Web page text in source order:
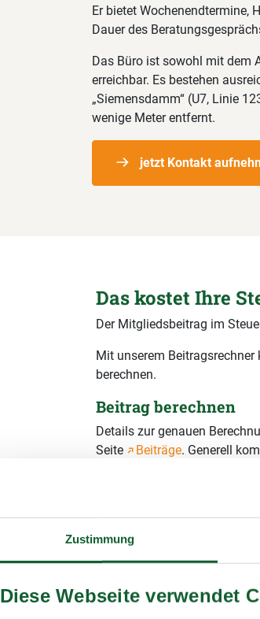
Zustimmung
Diese Webseite verwendet
Er bietet Wochenendtermine,
Dauer des
Das Büro ist sowohl mit dem
erreichbar. Es bestehen
„Siemensdamm“ (U7, Linie
wenige Meter entfernt.
jetzt Kontakt
Das kostet Ihre
Der Mitgliedsbeitrag im
Mit unserem
berechnen.
Beitrag berechnen
Details zur genauen
Seite
Beiträge. Generell